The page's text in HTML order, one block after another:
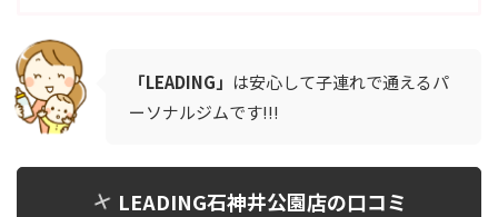
「LEADING 」 は安心して子連れで通えるパ
ーソナルジムです!!!
LEADING石神井公園店の口コミ